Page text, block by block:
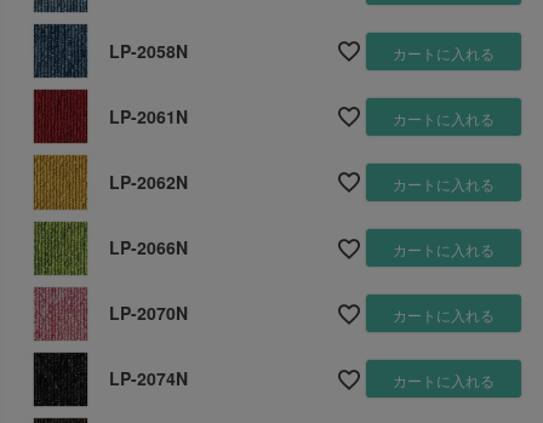
LP-2058N カートに入れる
LP-2061N カートに入れる
LP-2062N カートに入れる
LP-2066N カートに入れる
LP-2070N カートに入れる
LP-2074N カートに入れる